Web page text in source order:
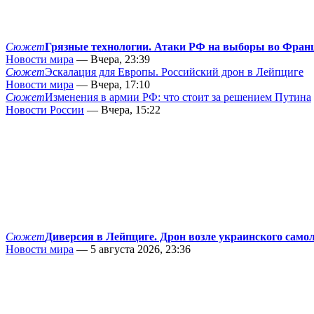
СюжетГрязные технологии. Атаки РФ на выборы во
Новости мира — Вчера, 23:39
СюжетЭскалация для Европы. Российский дрон в Лейпциге
Новости мира — Вчера, 17:10
СюжетИзменения в армии РФ: что стоит за решением Путина
Новости России — Вчера, 15:22
СюжетДиверсия в Лейпциге. Дрон возле украинского
Новости мира — 5 августа 2026, 23:36